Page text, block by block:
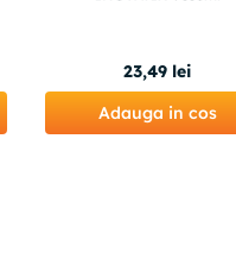
23,49 lei
Adauga in cos